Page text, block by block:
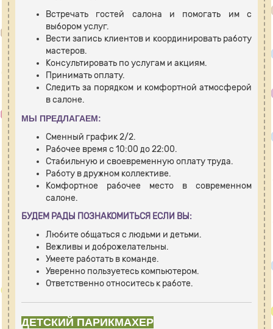
Встречать гостей салона и помогать им с
выбором услуг.
Вести запись клиентов и координировать работу
мастеров.
Консультировать по услугам и акциям.
Принимать оплату.
Следить за порядком и комфортной атмосферой
в салоне.
МЫ ПРЕДЛАГАЕМ:
Сменный график 2/2.
Рабочее время с 10:00 до 22:00.
Стабильную и своевременную оплату труда.
Работу в дружном коллективе.
Комфортное рабочее место в современном
салоне.
БУДЕМ РАДЫ ПОЗНАКОМИТЬСЯ ЕСЛИ ВЫ:
Любите общаться с людьми и детьми.
Вежливы и доброжелательны.
Умеете работать в команде.
Уверенно пользуетесь компьютером.
Ответственно относитесь к работе.
ДЕТСКИЙ ПАРИКМАХЕР